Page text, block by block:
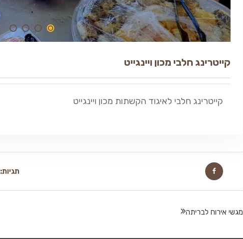
קייטרינג חלבי מכון ויינגייט
קייטרינג חלבי לאיגוד הקשתות מכון ויינגייט
תגיות:
מגשי אירוח לבריתה